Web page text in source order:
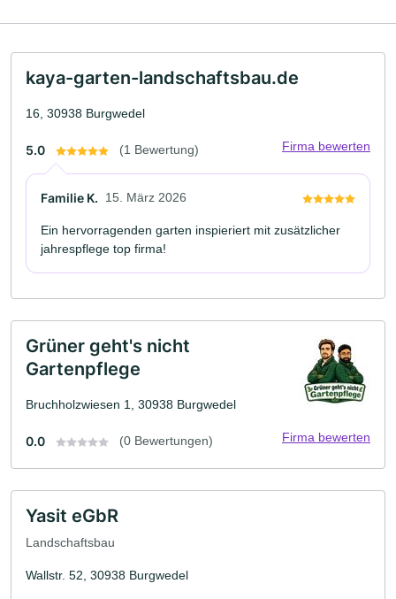
kaya-garten-landschaftsbau.de
16, 30938 Burgwedel
5.0 (1 Bewertung) Firma bewerten
Familie K. 15. März 2026
Ein hervorragenden garten inspieriert mit zusätzlicher
jahrespflege top firma!
Grüner geht's nicht
Gartenpflege
Bruchholzwiesen 1, 30938 Burgwedel
0.0 (0 Bewertungen) Firma bewerten
Yasit eGbR
Landschaftsbau
Wallstr. 52, 30938 Burgwedel